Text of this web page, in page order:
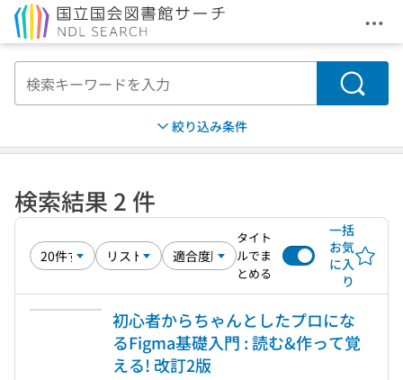
メ
検索
絞り込み条件
検索結果 2 件
タイト
ルでま
とめる
一括
お気
に入
り
初心者からちゃんとしたプロにな
るFigma基礎入門 : 読む&作って覚
える! 改訂2版